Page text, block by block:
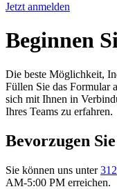
Jetzt anmelden
Beginnen
Die beste Möglichkeit,
Füllen Sie das Formular
sich mit Ihnen in
Ihres Teams zu erfahren.
Bevorzugen
Sie können uns unter
AM-5:00 PM erreichen.